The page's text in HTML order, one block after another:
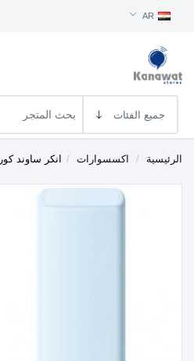
AR
الرئيسية / اكسسوارات / انكر ساوند كور A30i ازرق